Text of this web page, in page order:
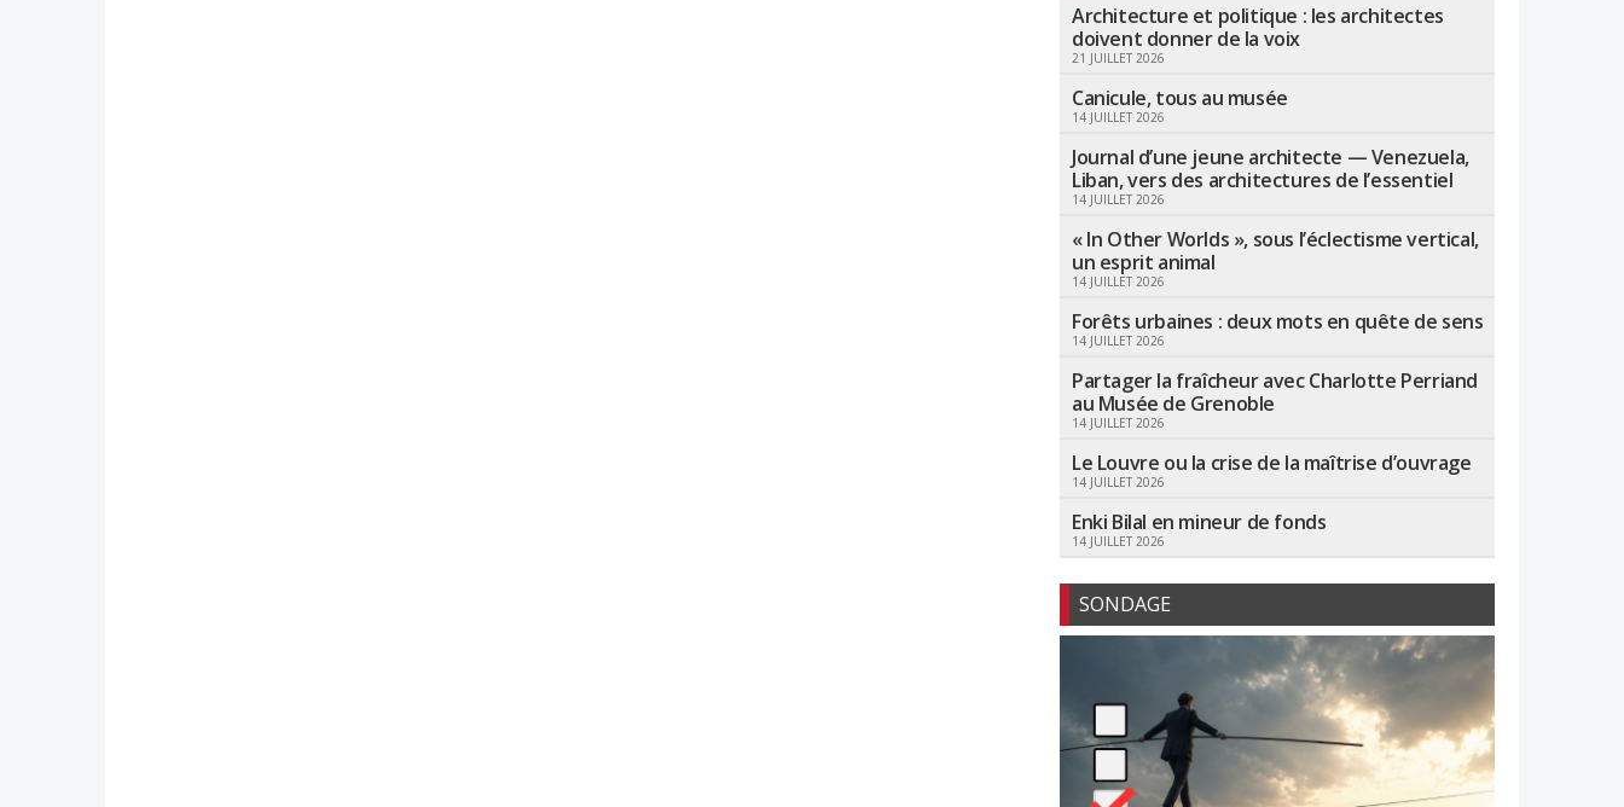
Architecture et politique : les architectes
doivent donner de la voix
21 JUILLET 2026
Canicule, tous au musée
14 JUILLET 2026
Journal d’une jeune architecte — Venezuela,
Liban, vers des architectures de l’essentiel
14 JUILLET 2026
« In Other Worlds », sous l’éclectisme vertical,
un esprit animal
14 JUILLET 2026
Forêts urbaines : deux mots en quête de sens
14 JUILLET 2026
Partager la fraîcheur avec Charlotte Perriand
au Musée de Grenoble
14 JUILLET 2026
Le Louvre ou la crise de la maîtrise d’ouvrage
14 JUILLET 2026
Enki Bilal en mineur de fonds
14 JUILLET 2026
SONDAGE